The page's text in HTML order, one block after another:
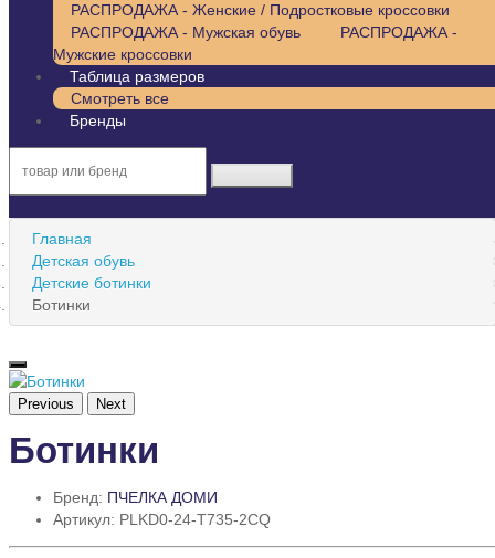
РАСПРОДАЖА - Женские / Подростковые кроссовки
РАСПРОДАЖА - Мужская обувь
РАСПРОДАЖА -
Мужские кроссовки
Таблица размеров
Смотреть все
Бренды
Главная
Детская обувь
Детские ботинки
Ботинки
Previous Next
Ботинки
Бренд: ПЧЕЛКА ДОМИ
Артикул: PLKD0-24-T735-2CQ